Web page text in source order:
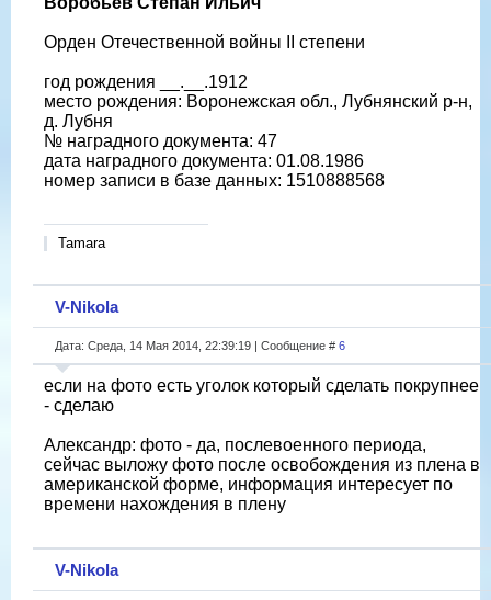
Орден Отечественной войны II степени
год рождения __.__.1912
место рождения: Воронежская обл., Лубнянский р-н,
д. Лубня
№ наградного документа: 47
дата наградного документа: 01.08.1986
номер записи в базе данных: 1510888568
Tamara
V-Nikola
Дата: Среда, 14 Мая 2014, 22:39:19 | Сообщение # 6
если на фото есть уголок который сделать покрупнее
- сделаю
Александр: фото - да, послевоенного периода,
сейчас выложу фото после освобождения из плена в
американской форме, информация интересует по
времени нахождения в плену
V-Nikola